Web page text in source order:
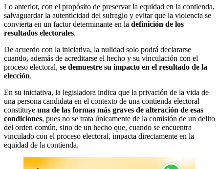
Lo anterior, con el propósito de preservar la equidad en la contienda,
salvaguardar la autenticidad del sufragio y evitar que la violencia se
convierta en un factor determinante en la definición de los
resultados electorales.
De acuerdo con la iniciativa, la nulidad solo podrá declararse
cuando, además de acreditarse el hecho y su vinculación con el
proceso electoral, se demuestre su impacto en el resultado de la
elección.
En su iniciativa, la legisladora indica que la privación de la vida de
una persona candidata en el contexto de una contienda electoral
constituye una de las formas más graves de alteración de esas
condiciones, pues no se trata únicamente de la comisión de un delito
del orden común, sino de un hecho que, cuando se encuentra
vinculado con el proceso electoral, impacta directamente en la
equidad de la contienda.